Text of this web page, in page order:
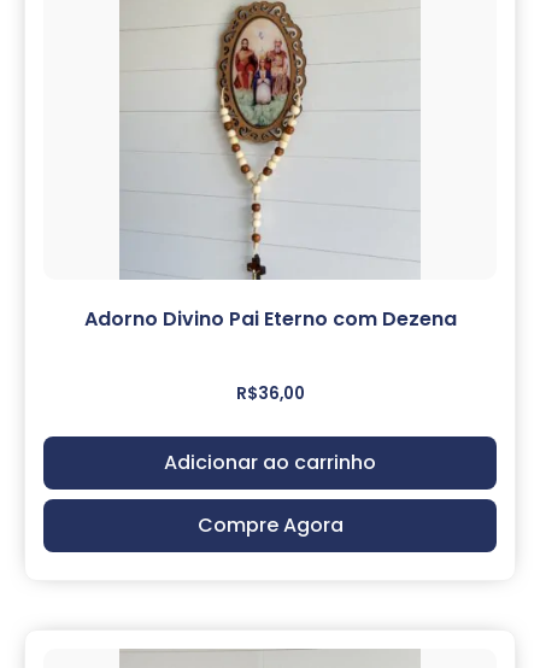
Adorno Divino Pai Eterno com Dezena
R$36,00
Adicionar ao carrinho
Compre Agora